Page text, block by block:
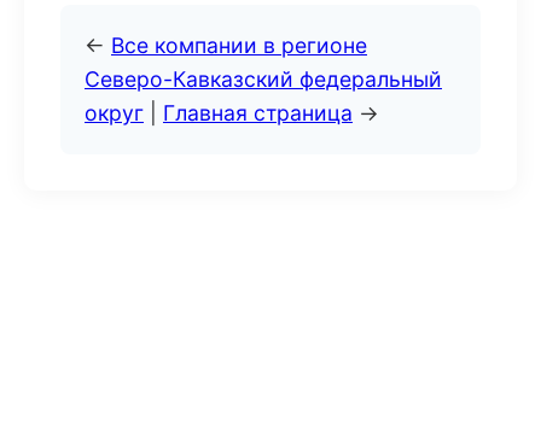
← Все компании в регионе
Северо-Кавказский федеральный
округ
Главная страница →